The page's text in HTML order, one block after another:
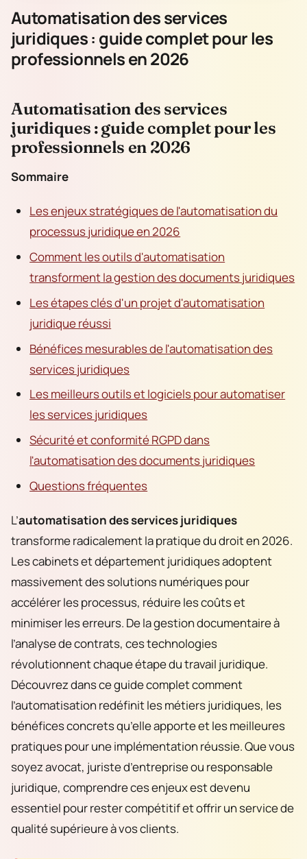
Automatisation des services
juridiques : guide complet pour les
professionnels en 2026
Automatisation des services
juridiques : guide complet pour les
professionnels en 2026
Sommaire
Les enjeux stratégiques de l'automatisation du
processus juridique en 2026
Comment les outils d'automatisation
transforment la gestion des documents juridiques
Les étapes clés d'un projet d'automatisation
juridique réussi
Bénéfices mesurables de l'automatisation des
services juridiques
Les meilleurs outils et logiciels pour automatiser
les services juridiques
Sécurité et conformité RGPD dans
l'automatisation des documents juridiques
Questions fréquentes
L’automatisation des services juridiques
transforme radicalement la pratique du droit en 2026.
Les cabinets et département juridiques adoptent
massivement des solutions numériques pour
accélérer les processus, réduire les coûts et
minimiser les erreurs. De la gestion documentaire à
l’analyse de contrats, ces technologies
révolutionnent chaque étape du travail juridique.
Découvrez dans ce guide complet comment
l’automatisation redéfinit les métiers juridiques, les
bénéfices concrets qu’elle apporte et les meilleures
pratiques pour une implémentation réussie. Que vous
soyez avocat, juriste d’entreprise ou responsable
juridique, comprendre ces enjeux est devenu
essentiel pour rester compétitif et offrir un service de
qualité supérieure à vos clients.